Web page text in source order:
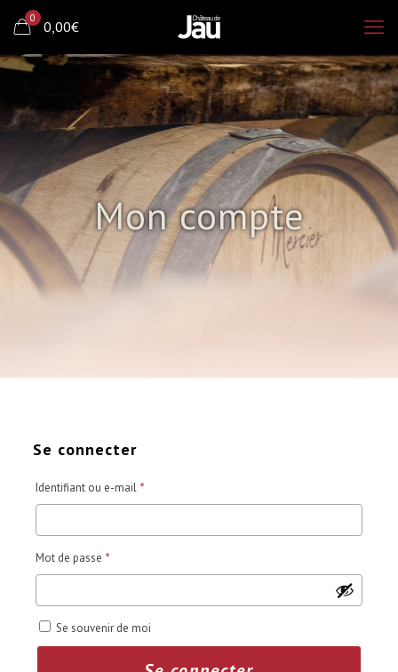
0 0,00€
Mon compte
Se connecter
Identifiant ou e-mail *Obligatoire
Mot de passe *Obligatoire
Se souvenir de moi